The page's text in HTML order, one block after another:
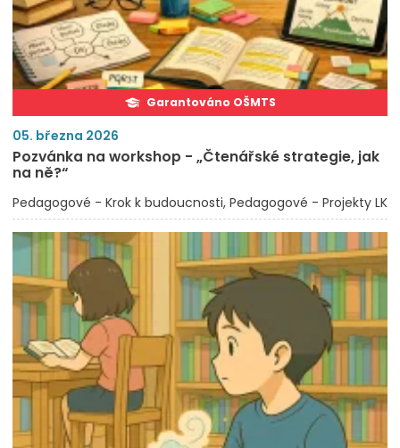
Garantováno OŠMTS
05. března 2026
Pozvánka na workshop - „Čtenářské strategie, jak
na ně?“
Pedagogové - Krok k budoucnosti Pedagogové - Projekty LK